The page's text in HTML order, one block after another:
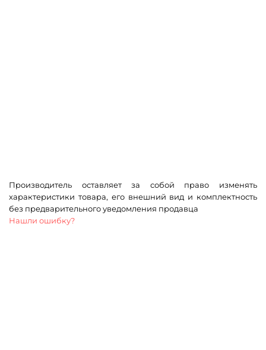
Производитель оставляет за собой право изменять
характеристики товара, его внешний вид и комплектность
без предварительного уведомления продавца
Нашли ошибку?